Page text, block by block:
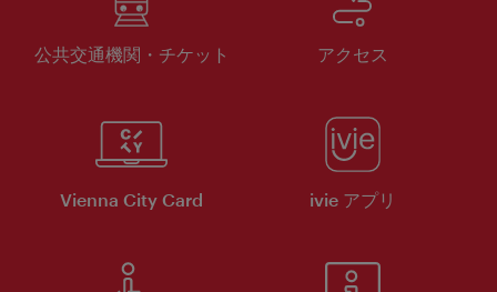
公共交通機関・チケット アクセス
Vienna City Card ivie アプリ